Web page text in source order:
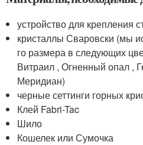
устройство для крепления
кристаллы Сваровски (мы
го размера в следующих
Витраил , Огненный опал ,
Меридиан)
черные сеттинги горных
Клей Fabri-Tac
Шило
Кошелек или Сумочка